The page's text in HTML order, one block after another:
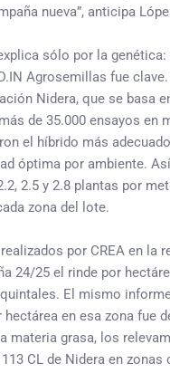
nueva”, anticipa
sólo por la genética:
Agrosemillas fue clave.
Nidera, que se basa
de 35.000 ensayos en
el híbrido más
óptima por ambiente.
2.5 y 2.8 plantas por
zona del lote.
por CREA en la
24/25 el rinde por
El mismo
en esa zona fue
materia grasa, los
CL de Nidera en zonas